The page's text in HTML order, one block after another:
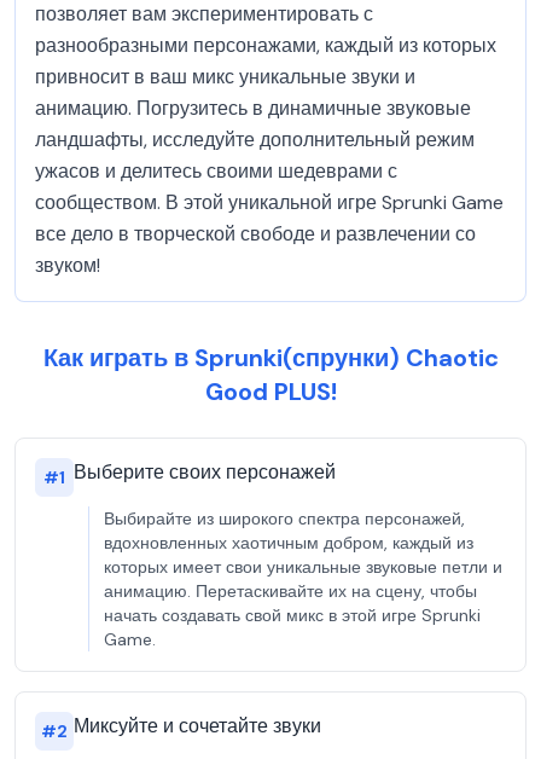
позволяет вам экспериментировать с
разнообразными персонажами, каждый из которых
привносит в ваш микс уникальные звуки и
анимацию. Погрузитесь в динамичные звуковые
ландшафты, исследуйте дополнительный режим
ужасов и делитесь своими шедеврами с
сообществом. В этой уникальной игре Sprunki Game
все дело в творческой свободе и развлечении со
звуком!
Как играть в Sprunki(спрунки) Chaotic
Good PLUS!
#1 Выберите своих персонажей
Выбирайте из широкого спектра персонажей,
вдохновленных хаотичным добром, каждый из
которых имеет свои уникальные звуковые петли и
анимацию. Перетаскивайте их на сцену, чтобы
начать создавать свой микс в этой игре Sprunki
Game.
#2 Миксуйте и сочетайте звуки